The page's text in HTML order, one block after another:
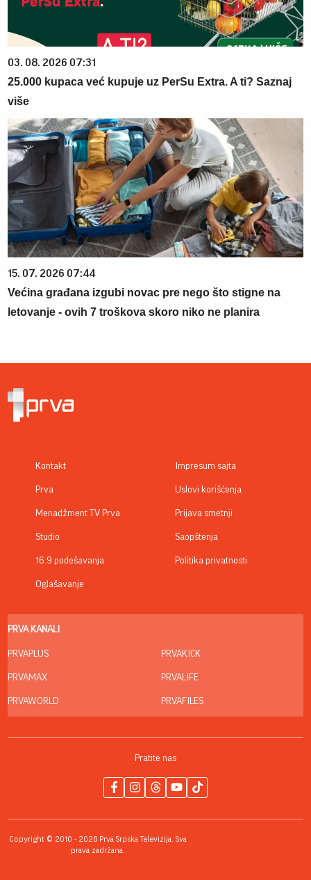
03. 08. 2026 07:31
25.000 kupaca već kupuje uz PerSu Extra. A ti? Saznaj
više
15. 07. 2026 07:44
Većina građana izgubi novac pre nego što stigne na
letovanje - ovih 7 troškova skoro niko ne planira
Kontakt
Prva
Menadžment TV Prva
Studio
16:9 podešavanja
Oglašavanje
Impresum sajta
Uslovi korišćenja
Prijava smetnji
Saopštenja
Politika privatnosti
PRVA KANALI
PRVAPLUS
PRVAMAX
PRVAWORLD
PRVAKICK
PRVALIFE
PRVAFILES
Pratite nas
Copyright © 2010 - 2026 Prva Srpska Televizija. Sva
prava zadržana.